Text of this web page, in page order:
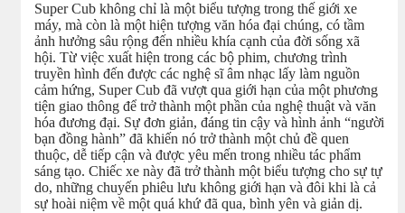
Super Cub không chỉ là một biểu tượng trong thế giới xe
máy, mà còn là một hiện tượng văn hóa đại chúng, có tầm
ảnh hưởng sâu rộng đến nhiều khía cạnh của đời sống xã
hội. Từ việc xuất hiện trong các bộ phim, chương trình
truyền hình đến được các nghệ sĩ âm nhạc lấy làm nguồn
cảm hứng, Super Cub đã vượt qua giới hạn của một phương
tiện giao thông để trở thành một phần của nghệ thuật và văn
hóa đương đại. Sự đơn giản, đáng tin cậy và hình ảnh “người
bạn đồng hành” đã khiến nó trở thành một chủ đề quen
thuộc, dễ tiếp cận và được yêu mến trong nhiều tác phẩm
sáng tạo. Chiếc xe này đã trở thành một biểu tượng cho sự tự
do, những chuyến phiêu lưu không giới hạn và đôi khi là cả
sự hoài niệm về một quá khứ đã qua, bình yên và giản dị.